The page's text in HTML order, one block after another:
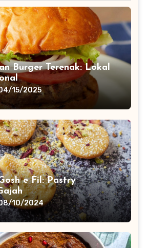
Burger Terenak: Lokal
15/2025
e Fil: Pastry
10/2024